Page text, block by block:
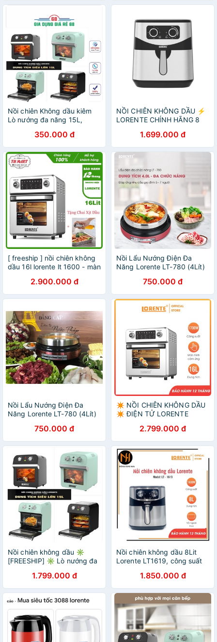
Nồi chiên Không dầu kiêm
Lò nướng đa năng 15L,
Chính hãng, Bảo hành 12
tháng
350.000 đ
NỒI CHIÊN KHÔNG DẦU ⚡
LORENTE CHÍNH HÃNG 8
1.699.000 đ
[ freeship ] nồi chiên không
dầu 16l lorente lt 1600 - màn
độ cài đặt sẵn dễ dàng khi
sử dụng
2.900.000 đ
Nồi Lẩu Nướng Điện Đa
Năng Lorente LT-780 (4Lít)
750.000 đ
Nồi Lẩu Nướng Điện Đa
Năng Lorente LT-780 (4Lít)
750.000 đ
✴️ NỒI CHIÊN KHÔNG DẦU
✴️ ĐIỆN TỬ LORENTE
2.799.000 đ
Nồi chiên không dầu ✳️
[FREESHIP] ✳️ Lò nướng đa
,Bảo hành 12 tháng
1.799.000 đ
Nồi chiên không dầu 8Lit
Lorente LT1619, công suất
12 tháng chính hãng
1.850.000 đ